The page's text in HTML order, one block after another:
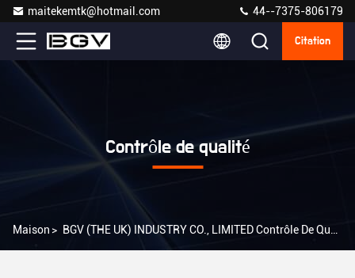
maitekemtk@hotmail.com 44--7375-806179
Citation
Contrôle de qualité
Maison > BGV (THE UK) INDUSTRY CO., LIMITED Contrôle De Qualité